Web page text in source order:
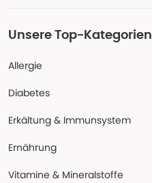
Unsere Top-Kategorien
Allergie
Diabetes
Erkältung & Immunsystem
Ernährung
Vitamine & Mineralstoffe